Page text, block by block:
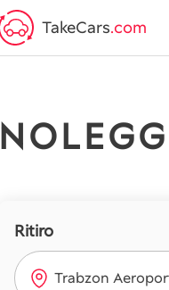
TakeCars.com
Ritiro